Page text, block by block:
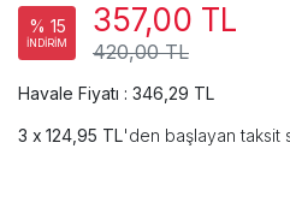
% 15
İNDİRİM 420,00 TL
357,00 TL
Havale Fiyatı : 346,29 TL
124,95 TL'den başlayan